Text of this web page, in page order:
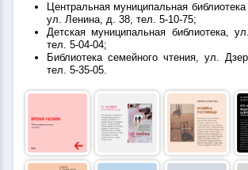
Центральная муниципальная
ул. Ленина, д. 38, тел. 5-10-75;
Детская муниципальная библиотека,
тел. 5-04-04;
Библиотека семейного чтения, ул.
тел. 5-35-05.